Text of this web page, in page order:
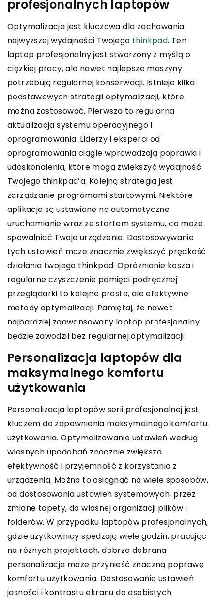
profesjonalnych laptopów
Optymalizacja jest kluczowa dla zachowania
najwyższej wydajności Twojego thinkpad. Ten
laptop profesjonalny jest stworzony z myślą o
ciężkiej pracy, ale nawet najlepsze maszyny
potrzebują regularnej konserwacji. Istnieje kilka
podstawowych strategii optymalizacji, które
można zastosować. Pierwsza to regularna
aktualizacja systemu operacyjnego i
oprogramowania. Liderzy i eksperci od
oprogramowania ciągle wprowadzają poprawki i
udoskonalenia, które mogą zwiększyć wydajność
Twojego thinkpad’a. Kolejną strategią jest
zarządzanie programami startowymi. Niektóre
aplikacje są ustawiane na automatyczne
uruchamianie wraz ze startem systemu, co może
spowalniać Twoje urządzenie. Dostosowywanie
tych ustawień może znacznie zwiększyć prędkość
działania twojego thinkpad. Opróżnianie kosza i
regularne czyszczenie pamięci podręcznej
przeglądarki to kolejne proste, ale efektywne
metody optymalizacji. Pamiętaj, że nawet
najbardziej zaawansowany laptop profesjonalny
będzie zawodził bez regularnej optymalizacji.
Personalizacja laptopów dla
maksymalnego komfortu
użytkowania
Personalizacja laptopów serii profesjonalnej jest
kluczem do zapewnienia maksymalnego komfortu
użytkowania. Optymalizowanie ustawień według
własnych upodobań znacznie zwiększa
efektywność i przyjemność z korzystania z
urządzenia. Można to osiągnąć na wiele sposobów,
od dostosowania ustawień systemowych, przez
zmianę tapety, do własnej organizacji plików i
folderów. W przypadku laptopów profesjonalnych,
gdzie użytkownicy spędzają wiele godzin, pracując
na różnych projektach, dobrze dobrana
personalizacja może przynieść znaczną poprawę
komfortu użytkowania. Dostosowanie ustawień
jasności i kontrastu ekranu do osobistych